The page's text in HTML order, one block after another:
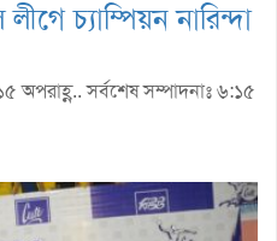
চ্যাম্পিয়ন নারিন্দা
অপরাহ্ণ.. সর্বশেষ সম্পাদনাঃ ৬:১৫